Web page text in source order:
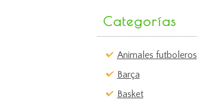
Categorías
Animales futboleros
Barça
Basket